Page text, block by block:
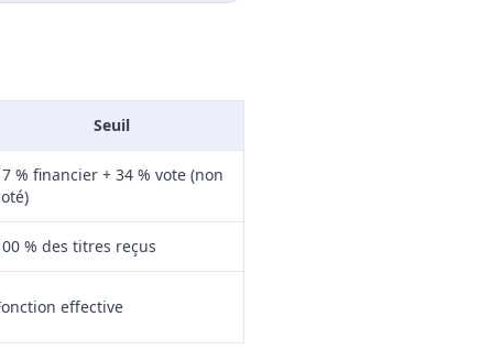
Seuil
% financier + 34 % vote (non
% des titres reçus
effective